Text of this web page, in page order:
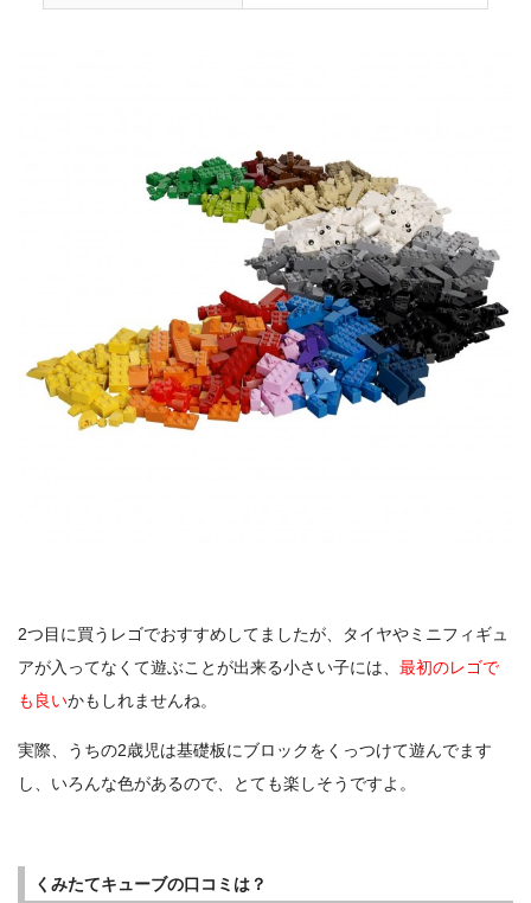
2つ目に買うレゴでおすすめしてましたが、タイヤやミニフィギュ
アが入ってなくて遊ぶことが出来る小さい子には、 最初のレゴで
も良いかもしれませんね。
実際、うちの2歳児は基礎板にブロックをくっつけて遊んでます
し、いろんな色があるので、とても楽しそうですよ。
くみたてキューブの口コミは？